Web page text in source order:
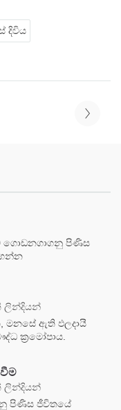
දිවිය
ගොඩනගාගනු පිණිස
ලින්දියන්
මනසේ ඇති ඵලදායී
ක්‍රමෝපාය.
ලින්දියන්
පිණිස ජීවිතයේ